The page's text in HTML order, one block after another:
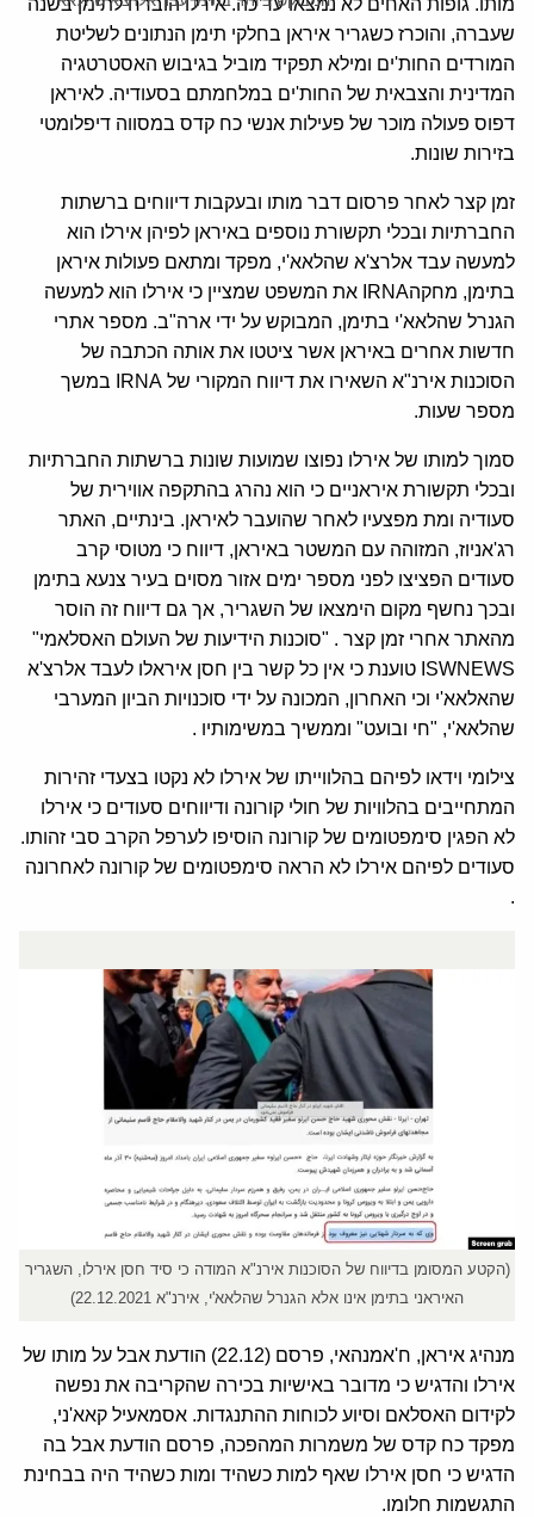
מותו. גופות האחים לא נמצאו עד כה. אירלו הוברח לתימן בשנה
שעברה, והוכרז כשגריר איראן בחלקי תימן הנתונים לשליטת
המורדים החות'ים ומילא תפקיד מוביל בגיבוש האסטרטגיה
המדינית והצבאית של החות'ים במלחמתם בסעודיה. לאיראן
דפוס פעולה מוכר של פעילות אנשי כח קדס במסווה דיפלומטי
בזירות שונות.
זמן קצר לאחר פרסום דבר מותו ובעקבות דיווחים ברשתות
החברתיות ובכלי תקשורת נוספים באיראן לפיהן אירלו הוא
למעשה עבד אלרצ'א שהלאא'י, מפקד ומתאם פעולות איראן
בתימן, מחקהIRNA את המשפט שמציין כי אירלו הוא למעשה
הגנרל שהלאא'י בתימן, המבוקש על ידי ארה"ב. מספר אתרי
חדשות אחרים באיראן אשר ציטטו את אותה הכתבה של
הסוכנות אירנ"א השאירו את דיווח המקורי של IRNA במשך
מספר שעות.
סמוך למותו של אירלו נפוצו שמועות שונות ברשתות החברתיות
ובכלי תקשורת איראניים כי הוא נהרג בהתקפה אווירית של
סעודיה ומת מפצעיו לאחר שהועבר לאיראן. בינתיים, האתר
רג'אניוז, המזוהה עם המשטר באיראן, דיווח כי מטוסי קרב
סעודים הפציצו לפני מספר ימים אזור מסוים בעיר צנעא בתימן
ובכך נחשף מקום הימצאו של השגריר, אך גם דיווח זה הוסר
מהאתר אחרי זמן קצר . "סוכנות הידיעות של העולם האסלאמי"
ISWNEWS טוענת כי אין כל קשר בין חסן איראלו לעבד אלרצ'א
שהאלאא'י וכי האחרון, המכונה על ידי סוכנויות הביון המערבי
שהלאא'י, "חי ובועט" וממשיך במשימותיו .
צילומי וידאו לפיהם בהלווייתו של אירלו לא נקטו בצעדי זהירות
המתחייבים בהלוויות של חולי קורונה ודיווחים סעודים כי אירלו
לא הפגין סימפטומים של קורונה הוסיפו לערפל הקרב סבי זהותו.
סעודים לפיהם אירלו לא הראה סימפטומים של קורונה לאחרונה
.
(הקטע המסומן בדיווח של הסוכנות אירנ"א המודה כי סיד חסן אירלו, השגריר
האיראני בתימן אינו אלא הגנרל שהלאא'י, אירנ"א 22.12.2021)
מנהיג איראן, ח'אמנהאי, פרסם (22.12) הודעת אבל על מותו של
אירלו והדגיש כי מדובר באישיות בכירה שהקריבה את נפשה
לקידום האסלאם וסיוע לכוחות ההתנגדות. אסמאעיל קאא'ני,
מפקד כח קדס של משמרות המהפכה, פרסם הודעת אבל בה
הדגיש כי חסן אירלו שאף למות כשהיד ומות כשהיד היה בבחינת
התגשמות חלומו.